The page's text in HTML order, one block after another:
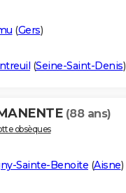
(Gers)
(Seine-Saint-Denis)
(88 ans)
obsèques
Sainte-Benoite (Aisne)